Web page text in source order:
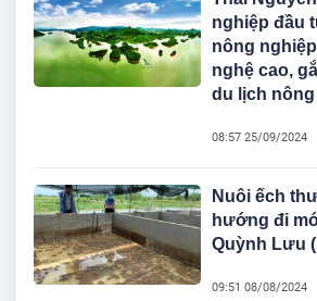
nghiệp đầu
nông
nghệ cao,
du lịch
08:57 25/09/2024
Nuôi ếch
hướng đi
Quỳnh Lưu
09:51 08/08/2024